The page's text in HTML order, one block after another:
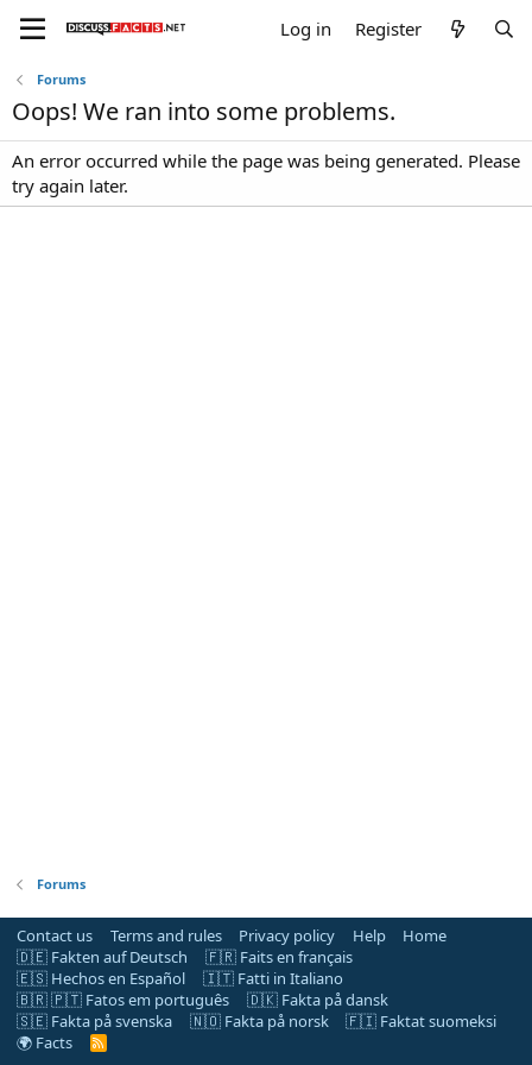
Log in Register
Forums
Oops! We ran into some problems.
An error occurred while the page was being generated. Please
try again later.
Forums
Contact us Terms and rules Privacy policy Help
Home
🇩🇪 Fakten auf Deutsch
🇫🇷 Faits en français
🇪🇸 Hechos en Español
🇮🇹 Fatti in Italiano
🇧🇷 🇵🇹 Fatos em português
🇩🇰 Fakta på dansk
🇸🇪 Fakta på svenska
🇳🇴 Fakta på norsk
🇫🇮 Faktat suomeksi
🌍 Facts
R